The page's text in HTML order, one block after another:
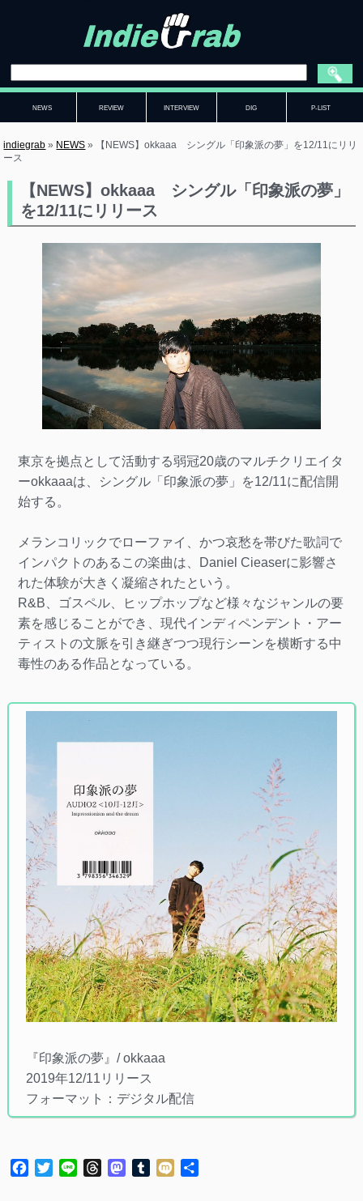
NEWS REVIEW INTERVIEW DIG P-LIST
indiegrab » NEWS »
【NEWS】okkaaa シングル「印象派の夢」を12/11にリリ
ース
【NEWS】okkaaa シングル「印象派の夢」
を12/11にリリース
東京を拠点として活動する弱冠20歳のマルチクリエイタ
ーokkaaaは、シングル「印象派の夢」を12/11に配信開
始する。
メランコリックでローファイ、かつ哀愁を帯びた歌詞で
インパクトのあるこの楽曲は、Daniel Cieaserに影響さ
れた体験が大きく凝縮されたという。
R&B、ゴスペル、ヒップホップなど様々なジャンルの要
素を感じることができ、現代インディペンデント・アー
ティストの文脈を引き継ぎつつ現行シーンを横断する中
毒性のある作品となっている。
『印象派の夢』/ okkaaa
2019年12/11リリース
フォーマット：デジタル配信
Facebook
TwitterLine ThreadsMastodon
Tumblr
Mixi